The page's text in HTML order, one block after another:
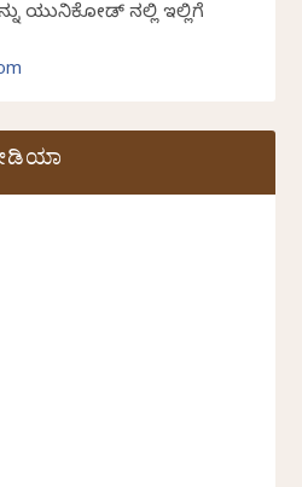
ಯುನಿಕೋಡ್ ನಲ್ಲಿ ಇಲ್ಲಿಗೆ